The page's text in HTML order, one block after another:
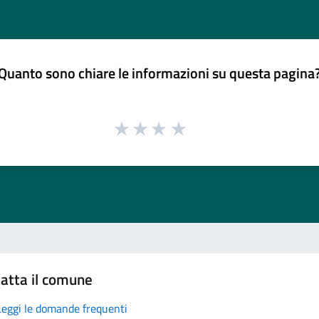
sono chiare le informazioni su questa
il comune
le domande frequenti